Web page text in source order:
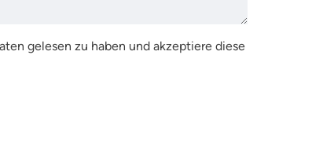
gelesen zu haben und akzeptiere diese